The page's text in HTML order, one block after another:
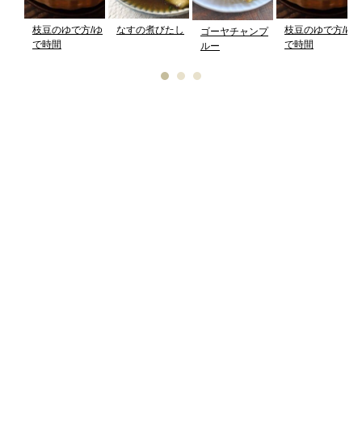
枝豆のゆで方/ゆ
で時間
なすの煮びたし
ゴーヤチャンプ
ルー
枝豆のゆで方/ゆ
で時間